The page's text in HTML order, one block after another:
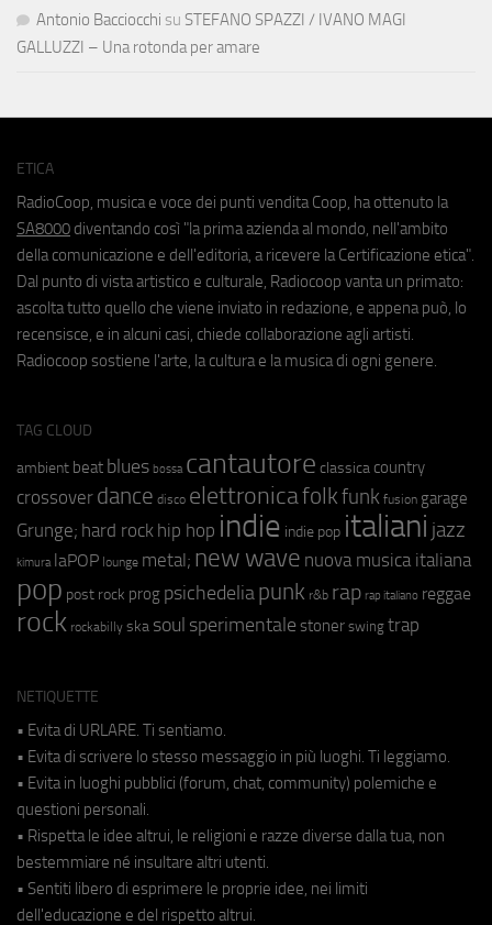
Antonio Bacciocchi su STEFANO SPAZZI / IVANO MAGI
GALLUZZI – Una rotonda per amare
ETICA
RadioCoop, musica e voce dei punti vendita Coop, ha ottenuto la
SA8000 diventando così "la prima azienda al mondo, nell'ambito
della comunicazione e dell'editoria, a ricevere la Certificazione etica".
Dal punto di vista artistico e culturale, Radiocoop vanta un primato:
ascolta tutto quello che viene inviato in redazione, e appena può, lo
recensisce, e in alcuni casi, chiede collaborazione agli artisti.
Radiocoop sostiene l'arte, la cultura e la musica di ogni genere.
TAG CLOUD
ambient beat blues bossa cantautore classica country
crossover dance disco elettronicafolkfunk fusion garage
Grunge; hard rock hip hop indie indie pop italiani jazz
kimura laPOP lounge metal; new wave nuova musica italiana
pop post rock prog psichedeliapunk r&b rap rap italiano reggae
rock rockabilly ska soul sperimentale stoner swing trap
NETIQUETTE
• Evita di URLARE. Ti sentiamo.
• Evita di scrivere lo stesso messaggio in più luoghi. Ti leggiamo.
• Evita in luoghi pubblici (forum, chat, community) polemiche e
questioni personali.
• Rispetta le idee altrui, le religioni e razze diverse dalla tua, non
bestemmiare né insultare altri utenti.
• Sentiti libero di esprimere le proprie idee, nei limiti
dell'educazione e del rispetto altrui.